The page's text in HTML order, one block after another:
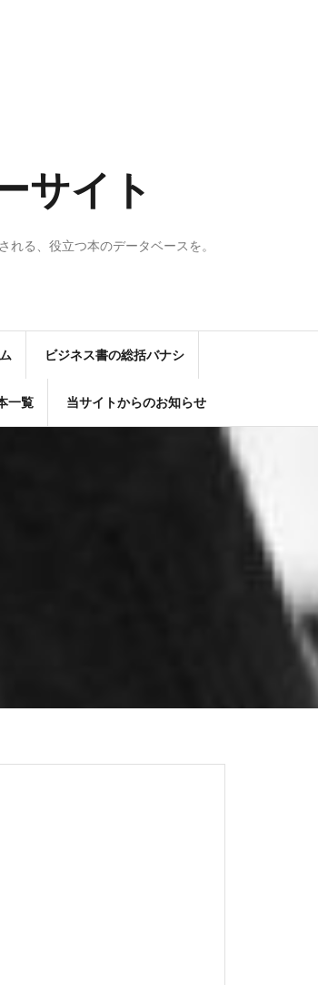
サイト
る、役立つ本のデータベースを。
ビジネス書の総括バナシ
一覧 当サイトからのお知らせ